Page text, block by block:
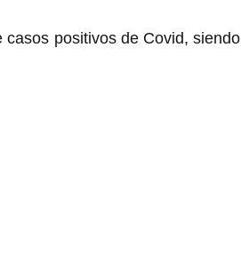
positivos de Covid, siendo